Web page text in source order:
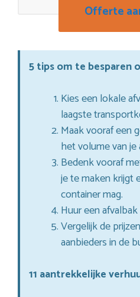
Offerte
5 tips om te besparen
Kies een lokale
laagste
Maak vooraf een
het volume van je
Bedenk vooraf
je te maken krijgt
container mag.
Huur een
Vergelijk de
aanbieders in de
11 aantrekkelijke